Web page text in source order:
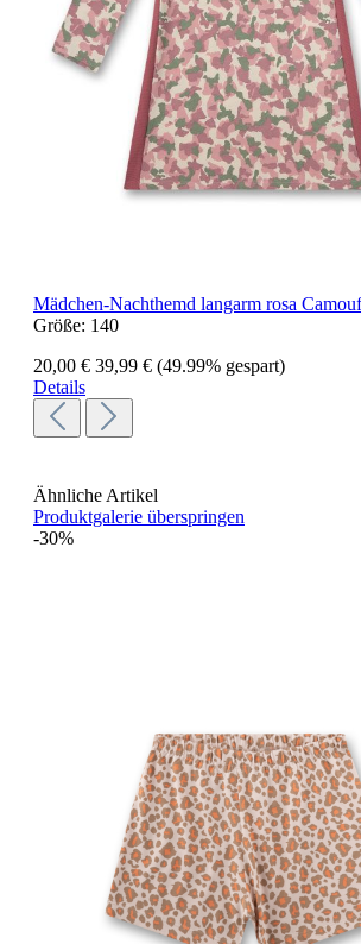
Mädchen-Nachthemd langarm rosa
Größe: 140
20,00 € 39,99 € (49.99% gespart)
Details
Ähnliche Artikel
Produktgalerie überspringen
-30%